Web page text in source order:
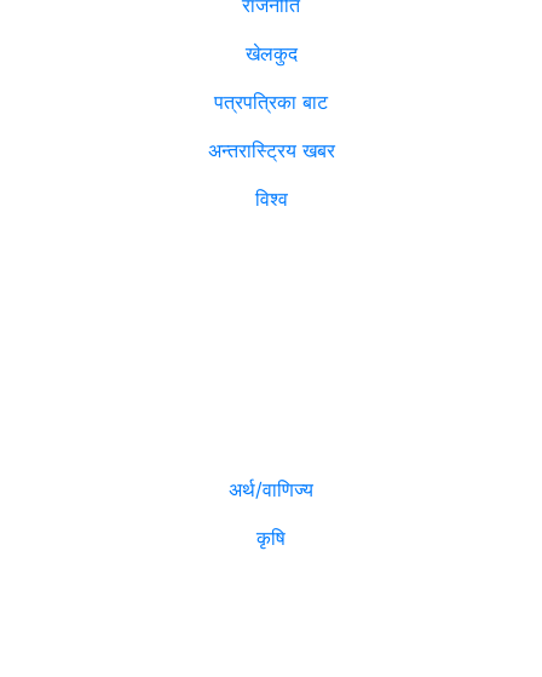
खेलकुद
पत्रपत्रिका बाट
अन्तरास्ट्रिय खबर
विश्व
अर्थ/वाणिज्य
कृषि